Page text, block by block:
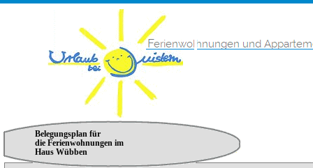
Belegungsplan für
die Ferienwohnungen im
Haus Wübben